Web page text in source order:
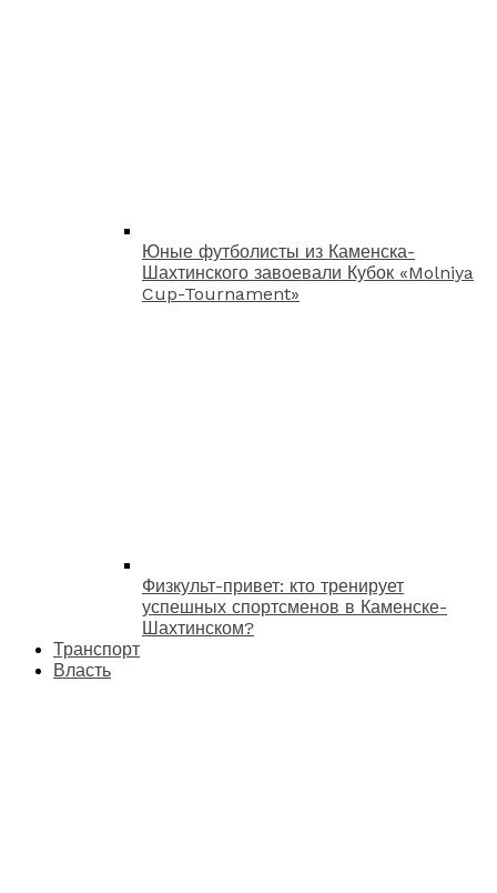
Юные футболисты из Каменска-
Шахтинского завоевали Кубок «Molniya
Cup-Tournament»
Физкульт-привет: кто тренирует
успешных спортсменов в Каменске-
Шахтинском?
Транспорт
Власть